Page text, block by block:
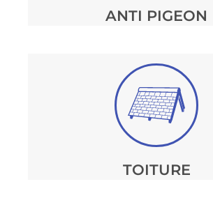
ANTI PIGEON
TOITURE